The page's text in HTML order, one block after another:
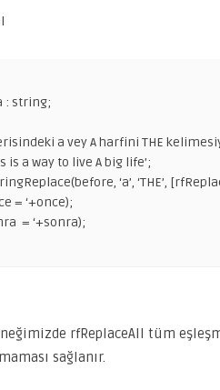
: string;
a vey A harfini THE
is a way to live A big life’;
(before, ‘a’, ‘THE’, [
= ‘+once);
= ‘+sonra);
rfReplaceAll tüm
sağlanır.